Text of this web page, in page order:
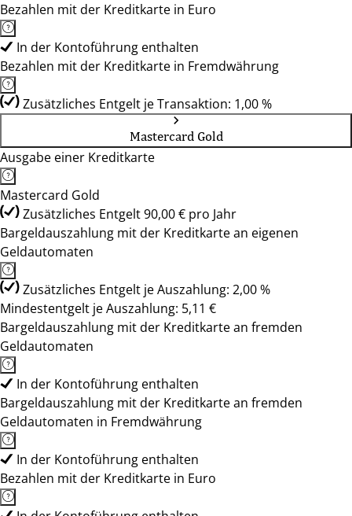
Bezahlen mit der Kreditkarte in Euro
In der Kontoführung enthalten
Bezahlen mit der Kreditkarte in Fremdwährung
Zusätzliches Entgelt je Transaktion: 1,00 %
Mastercard Gold
Ausgabe einer Kreditkarte
Mastercard Gold
Zusätzliches Entgelt 90,00 € pro Jahr
Bargeldauszahlung mit der Kreditkarte an eigenen
Geldautomaten
Zusätzliches Entgelt je Auszahlung: 2,00 %
Mindestentgelt je Auszahlung: 5,11 €
Bargeldauszahlung mit der Kreditkarte an fremden
Geldautomaten
In der Kontoführung enthalten
Bargeldauszahlung mit der Kreditkarte an fremden
Geldautomaten in Fremdwährung
In der Kontoführung enthalten
Bezahlen mit der Kreditkarte in Euro